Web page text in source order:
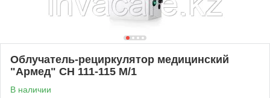
Облучатель-рециркулятор медицинский
"Армед" СН 111-115 М/1
В наличии